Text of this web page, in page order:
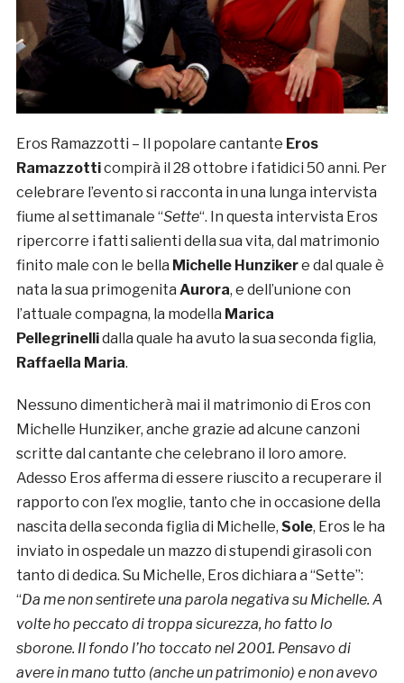
Eros Ramazzotti – Il popolare cantante Eros
Ramazzotticompirà il 28 ottobre i fatidici 50 anni. Per
celebrare l’evento si racconta in una lunga intervista
fiume al settimanale “Sette“. In questa intervista Eros
ripercorre i fatti salienti della sua vita, dal matrimonio
finito male con le bella Michelle Hunzikere dal quale è
nata la sua primogenita Aurora, e dell’unione con
l’attuale compagna, la modella Marica
Pellegrinellidalla quale ha avuto la sua seconda figlia,
Raffaella Maria.
Nessuno dimenticherà mai il matrimonio di Eros con
Michelle Hunziker, anche grazie ad alcune canzoni
scritte dal cantante che celebrano il loro amore.
Adesso Eros afferma di essere riuscito a recuperare il
rapporto con l’ex moglie, tanto che in occasione della
nascita della seconda figlia di Michelle, Sole, Eros le ha
inviato in ospedale un mazzo di stupendi girasoli con
tanto di dedica. Su Michelle, Eros dichiara a “Sette”:
“Da me non sentirete una parola negativa su Michelle. A
volte ho peccato di troppa sicurezza, ho fatto lo
sborone. Il fondo l’ho toccato nel 2001. Pensavo di
avere in mano tutto (anche un patrimonio) e non avevo